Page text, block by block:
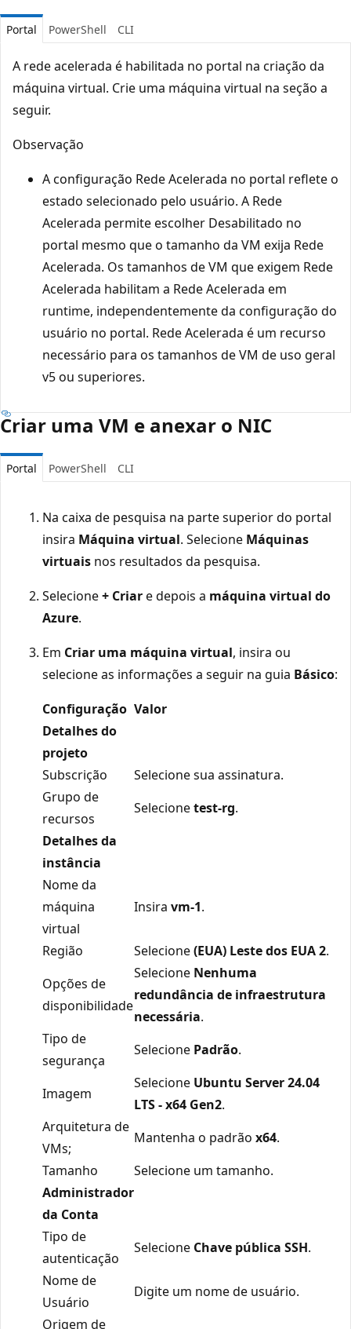
Portal PowerShell CLI
A rede acelerada é habilitada no portal na criação da
máquina virtual. Crie uma máquina virtual na seção a
seguir.
Observação
A configuração Rede Acelerada no portal reflete o
estado selecionado pelo usuário. A Rede
Acelerada permite escolher Desabilitado no
portal mesmo que o tamanho da VM exija Rede
Acelerada. Os tamanhos de VM que exigem Rede
Acelerada habilitam a Rede Acelerada em
runtime, independentemente da configuração do
usuário no portal. Rede Acelerada é um recurso
necessário para os tamanhos de VM de uso geral
v5 ou superiores.
Criar uma VM e anexar o NIC
Portal PowerShell CLI
Na caixa de pesquisa na parte superior do portal
insira Máquina virtual. Selecione Máquinas
virtuais nos resultados da pesquisa.
Selecione+ Criare depois a máquina virtual do
Azure.
Em Criar uma máquina virtual, insira ou
selecione as informações a seguir na guia Básico:
Configuração Valor
Detalhes do
projeto
Subscrição
Selecione sua assinatura.
Grupo de
recursos
Selecionetest-rg.
Detalhes da
instância
Nome da
máquina
virtual
Insira vm-1.
Região Selecione(EUA) Leste dos EUA 2.
Opções de
disponibilidade
Selecione Nenhuma
redundância de infraestrutura
necessária.
Tipo de
segurança
Selecione Padrão.
Imagem
Selecione Ubuntu Server 24.04
LTS - x64 Gen2.
Arquitetura de
VMs;
Mantenha o padrão x64.
Tamanho
Selecione um tamanho.
Administrador
da Conta
Tipo de
autenticação
Selecione Chave pública SSH.
Nome de
Usuário
Digite um nome de usuário.
Origem de